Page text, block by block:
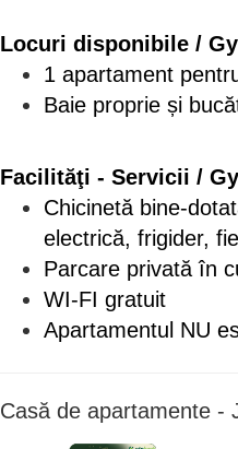
Locuri disponibile /
1 apartament
Baie proprie și
Facilităţi - Servicii /
Chicinetă bine-
electrică, frigider,
Parcare privată în
WI-FI gratuit
Apartamentul NU
Casă de apartamente -